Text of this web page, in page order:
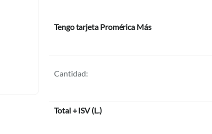
Tengo tarjeta Promérica Más
Cantidad:
Total + ISV(L.)